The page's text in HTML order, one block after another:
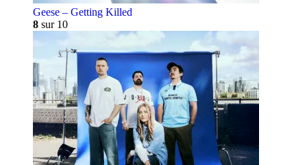
Geese – Getting Killed
8 sur 10